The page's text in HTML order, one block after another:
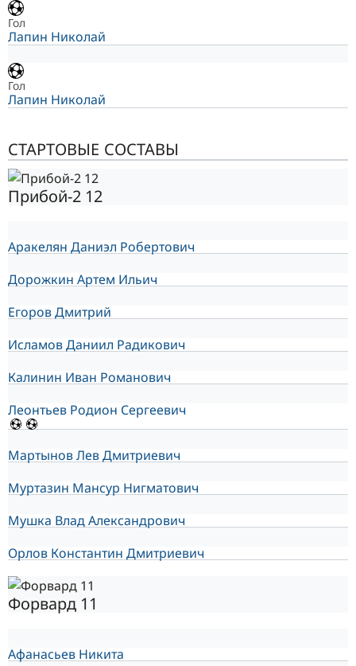
Гол
Лапин Николай
Гол
Лапин Николай
СТАРТОВЫЕ СОСТАВЫ
Прибой-2 12
Аракелян Даниэл Робертович
Дорожкин Артем Ильич
Егоров Дмитрий
Исламов Даниил Радикович
Калинин Иван Романович
Леонтьев Родион Сергеевич
Мартынов Лев Дмитриевич
Муртазин Мансур Нигматович
Мушка Влад Александрович
Орлов Константин Дмитриевич
Форвард 11
Афанасьев Никита